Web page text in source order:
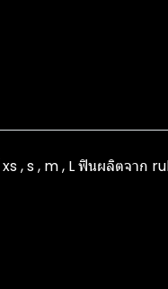
, s , m , L ฟินผลิตจาก